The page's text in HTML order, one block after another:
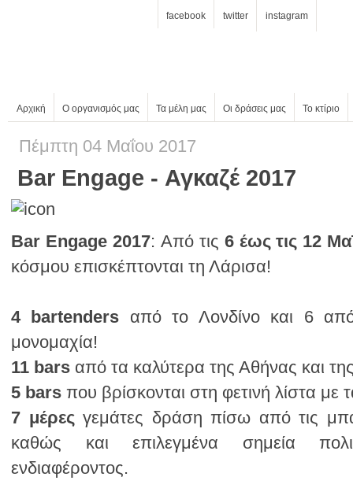
facebook twitter instagram
Αρχική Ο οργανισμός μας Τα μέλη μας Οι δράσεις μας Το κτίριο
Πέμπτη 04 Μαΐου 2017
Bar Engage - Αγκαζέ 2017
Bar Engage 2017: Από τις 6 έως τις 12
κόσμου επισκέπτονται τη Λάρισα!
4 bartenders
μονομαχία!
11 bars από τα καλύτερα της Αθήνας και
5 bars που βρίσκονται στη φετινή λίστα
7 μέρες
ενδιαφέροντος.